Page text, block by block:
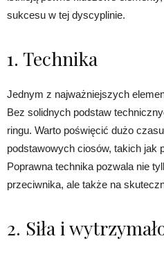
sukcesu w tej dyscyplinie.
1. Technika
Jednym z najważniejszych
Bez solidnych podstaw
ringu. Warto poświęcić dużo
podstawowych ciosów, takich jak
Poprawna technika pozwala nie
przeciwnika, ale także na
2. Siła i